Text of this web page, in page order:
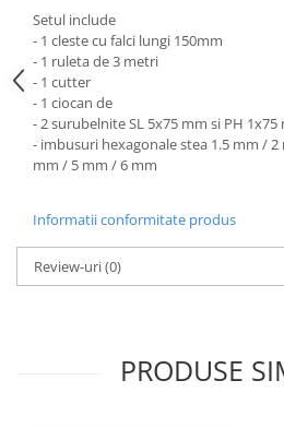
Accesorii generatoare
Generatoare de curent continuu
Statii de alimentare portabile
Utilaje agricole
Motocultoare
Motosape
Motocositoare
Accesorii utilaje agricole
Pachete motocultoare
Curte si gradina
Setul include
- 1 cleste cu falci lungi 150mm
- 1 ruleta de 3 metri
- 1 cutter
- 1 ciocan de
- 2 surubelnite SL 5x75 mm si PH 1x75
- imbusuri hexagonale stea 1.5 mm /
mm / 5 mm / 6 mm
Informatii conformitate produs
Review-uri(0)
PRODUSE